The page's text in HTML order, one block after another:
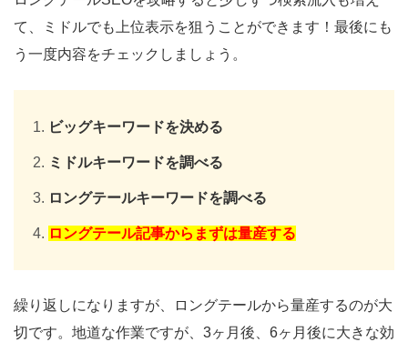
て、ミドルでも上位表示を狙うことができます！最後にも
う一度内容をチェックしましょう。
ビッグキーワードを決める
ミドルキーワードを調べる
ロングテールキーワードを調べる
ロングテール記事からまずは量産する
繰り返しになりますが、ロングテールから量産するのが大
切です。地道な作業ですが、3ヶ月後、6ヶ月後に大きな効